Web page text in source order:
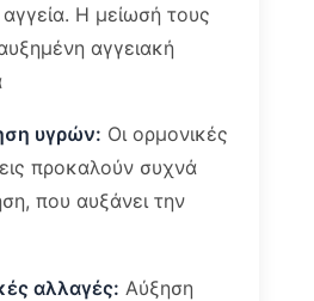
Η μείωσή τους
αγγειακή
υγρών: Οι ορμονικές
προκαλούν συχνά
που αυξάνει την
αλλαγές: Αύξηση